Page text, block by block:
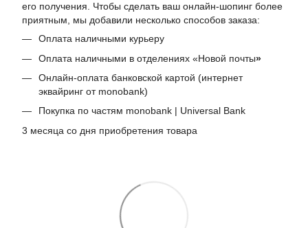
его получения. Чтобы сделать ваш онлайн-шопинг более
приятным, мы добавили несколько способов заказа:
Оплата наличными курьеру
Оплата наличными в отделениях «Новой почты»
Онлайн-оплата банковской картой (интернет
эквайринг от monobank)
Покупка по частям monobank | Universal Bank
3 месяца со дня приобретения товара